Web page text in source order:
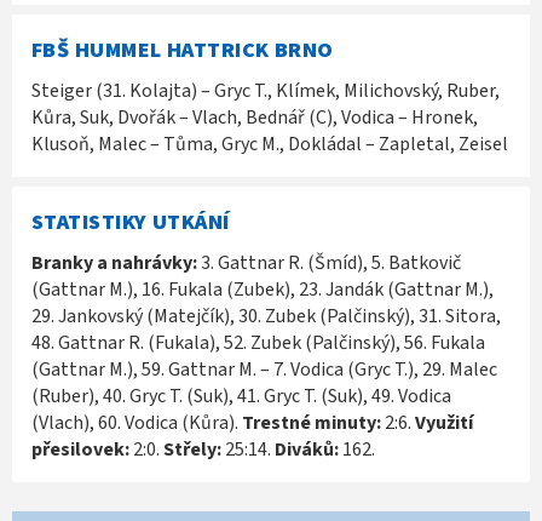
FBŠ HUMMEL HATTRICK BRNO
Steiger (31. Kolajta) – Gryc T., Klímek, Milichovský, Ruber,
Kůra, Suk, Dvořák – Vlach, Bednář (C), Vodica – Hronek,
Klusoň, Malec – Tůma, Gryc M., Dokládal – Zapletal, Zeisel
STATISTIKY UTKÁNÍ
Branky a nahrávky:3. Gattnar R. (Šmíd), 5. Batkovič
(Gattnar M.), 16. Fukala (Zubek), 23. Jandák (Gattnar M.),
29. Jankovský (Matejčík), 30. Zubek (Palčinský), 31. Sitora,
48. Gattnar R. (Fukala), 52. Zubek (Palčinský), 56. Fukala
(Gattnar M.), 59. Gattnar M. – 7. Vodica (Gryc T.), 29. Malec
(Ruber), 40. Gryc T. (Suk), 41. Gryc T. (Suk), 49. Vodica
(Vlach), 60. Vodica (Kůra). Trestné minuty:2:6.Využití
přesilovek:2:0.Střely:25:14. Diváků:162.